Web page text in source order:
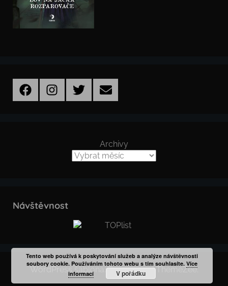
FacebookInstagramTwitter Email
Archivy
Návštěvnost
WordPress šablona: Donovan od ThemeZee.
Tento web používá k poskytování služeb a analýze návštěvnosti
soubory cookie. Používáním tohoto webu s tím souhlasíte.Více
informací
V pořádku